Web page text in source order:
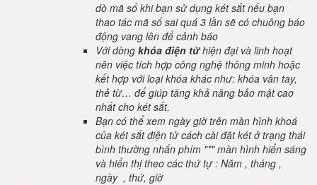
dò mã số khi bạn sử dụng két sắt nếu bạn
thao tác mã số sai quá 3 lần sẽ có chuông báo
động vang lên để cảnh báo
Với dòng khóa điện tửhiện đại và linh hoạt
nên việc tích hợp công nghệ thông minh hoặc
kết hợp với loại khóa khác như: khóa vân tay,
thẻ từ… để giúp tăng khả năng bảo mật cao
nhất cho két sắt.
Bạn có thể xem ngày giờ trên màn hình khoá
của két sắt điện tử cách cài đặt két ở trạng thái
bình thường nhấn phím "*" màn hình hiển sáng
và hiển thị theo các thứ tự : Năm , tháng ,
ngày , thứ, giờ